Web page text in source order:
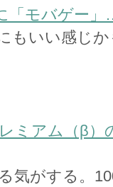
「モバゲー
もいい感じ
ミアム（β）
気がする。